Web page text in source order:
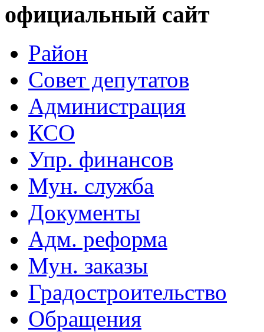
официальный сайт
Район
Совет депутатов
Администрация
КСО
Упр. финансов
Мун. служба
Документы
Адм. реформа
Мун. заказы
Градостроительство
Обращения